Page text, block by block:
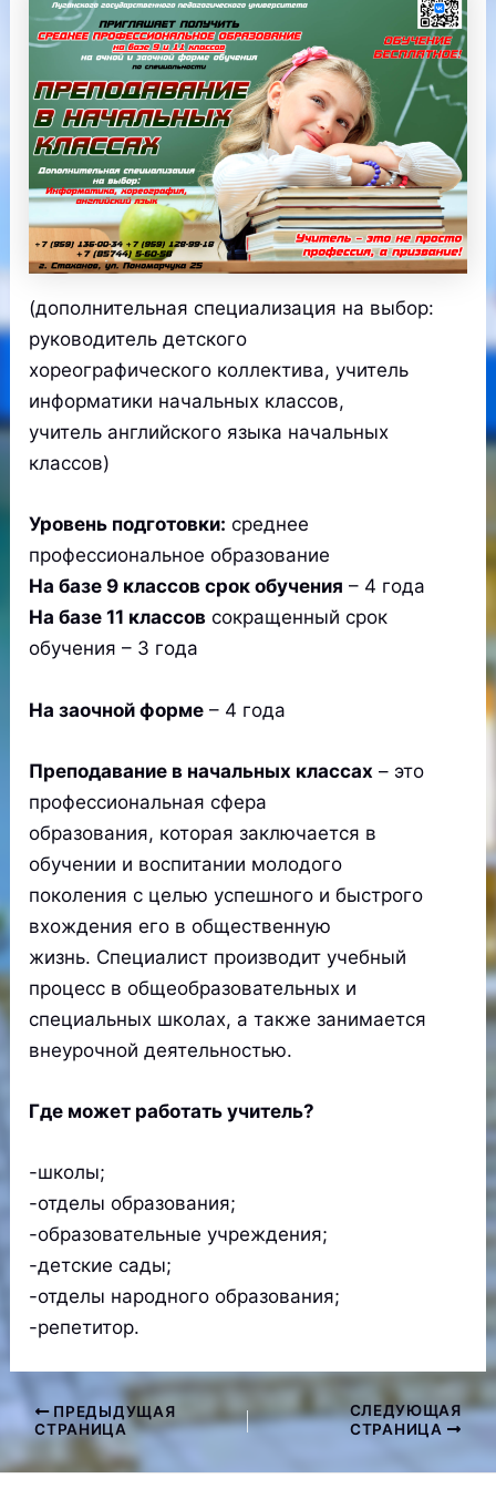
(дополнительная специализация на выбор:
руководитель детского
хореографического коллектива, учитель
информатики начальных классов,
учитель английского языка начальных
классов)
Уровень подготовки: среднее
профессиональное образование
На базе 9 классов срок обучения – 4 года
На базе 11 классов сокращенный срок
обучения – 3 года
На заочной форме – 4 года
Преподавание в начальных классах – это
профессиональная сфера
образования, которая заключается в
обучении и воспитании молодого
поколения с целью успешного и быстрого
вхождения его в общественную
жизнь. Специалист производит учебный
процесс в общеобразовательных и
специальных школах, а также занимается
внеурочной деятельностью.
Где может работать учитель?
-школы;
-отделы образования;
-образовательные учреждения;
-детские сады;
-отделы народного образования;
-репетитор.
Навигация
по
записям
ПРЕДЫДУЩАЯ
СТРАНИЦА
СЛЕДУЮЩАЯ
СТРАНИЦА